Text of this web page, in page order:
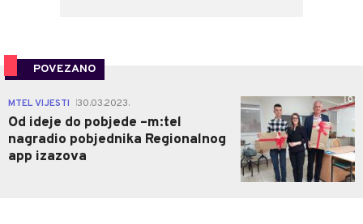
POVEZANO
MTEL VIJESTI 30.03.2023.
Od ideje do pobjede –m:tel
nagradio pobjednika Regionalnog
app izazova
0